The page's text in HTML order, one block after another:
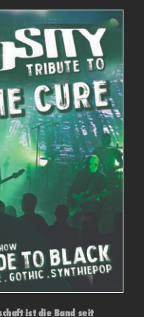
ist die Band seit